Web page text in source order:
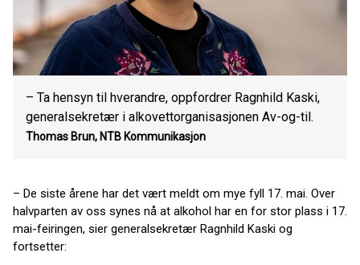
– Ta hensyn til hverandre, oppfordrer Ragnhild Kaski,
generalsekretær i alkovettorganisasjonen Av-og-til.
Thomas Brun, NTB Kommunikasjon
– De siste årene har det vært meldt om mye fyll 17. mai. Over
halvparten av oss synes nå at alkohol har en for stor plass i 17.
mai-feiringen, sier generalsekretær Ragnhild Kaski og
fortsetter: